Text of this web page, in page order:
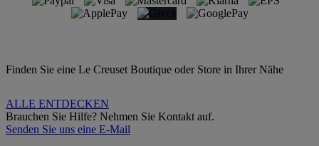
Finden Sie eine Le Creuset Boutique oder Store in Ihrer Nähe
ALLE ENTDECKEN
Brauchen Sie Hilfe? Nehmen Sie Kontakt auf.
Senden Sie uns eine E-Mail